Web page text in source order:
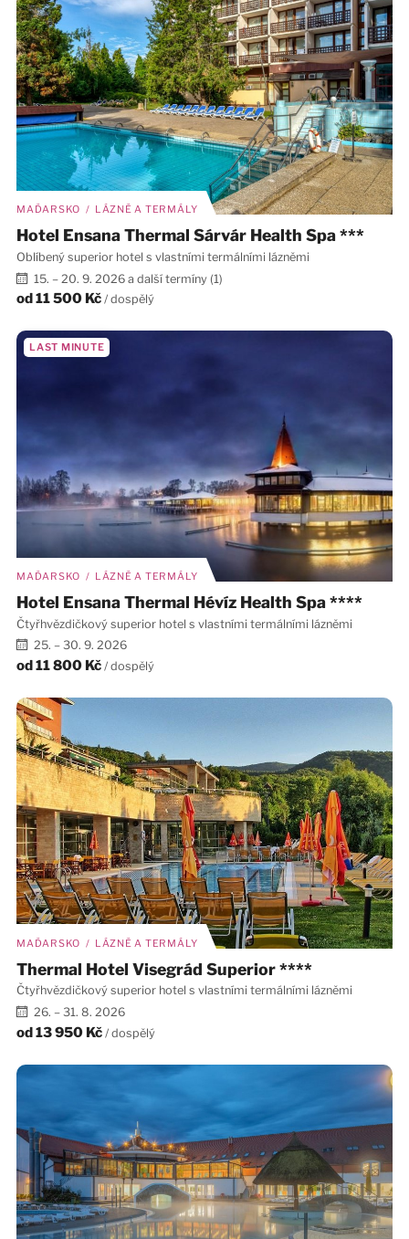
MAĎARSKO / LÁZNĚ A TERMÁLY
Hotel Ensana Thermal Sárvár Health Spa ***
Oblíbený superior hotel s vlastními termálními lázněmi
15. – 20. 9. 2026 a další termíny (1)
od 11 500 Kč / dospělý
LAST MINUTE
MAĎARSKO / LÁZNĚ A TERMÁLY
Hotel Ensana Thermal Hévíz Health Spa ****
Čtyřhvězdičkový superior hotel s vlastními termálními lázněmi
25. – 30. 9. 2026
od11 800 Kč / dospělý
MAĎARSKO / LÁZNĚ A TERMÁLY
Thermal Hotel Visegrád Superior ****
Čtyřhvězdičkový superior hotel s vlastními termálními lázněmi
26. – 31. 8. 2026
od13 950 Kč / dospělý